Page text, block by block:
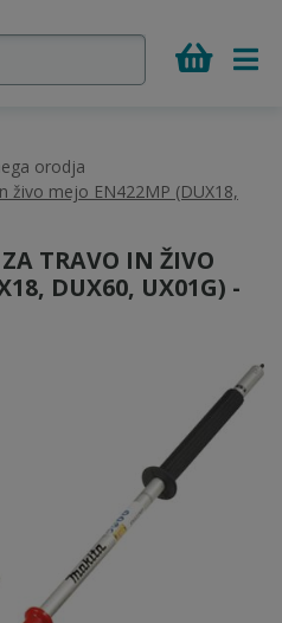
orodja
živo mejo EN422MP (DUX18,
TRAVO IN ŽIVO
DUX60, UX01G) -